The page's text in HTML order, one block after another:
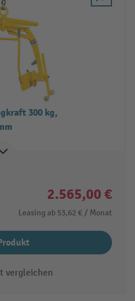
300 kg,
2.565,00 €
Leasing ab 53,62 € / Monat
vergleichen